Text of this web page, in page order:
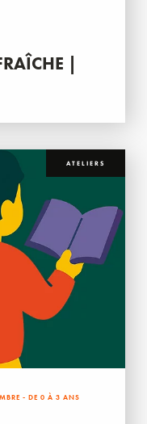
|
ATELIERS
- DE 0 À 3 ANS